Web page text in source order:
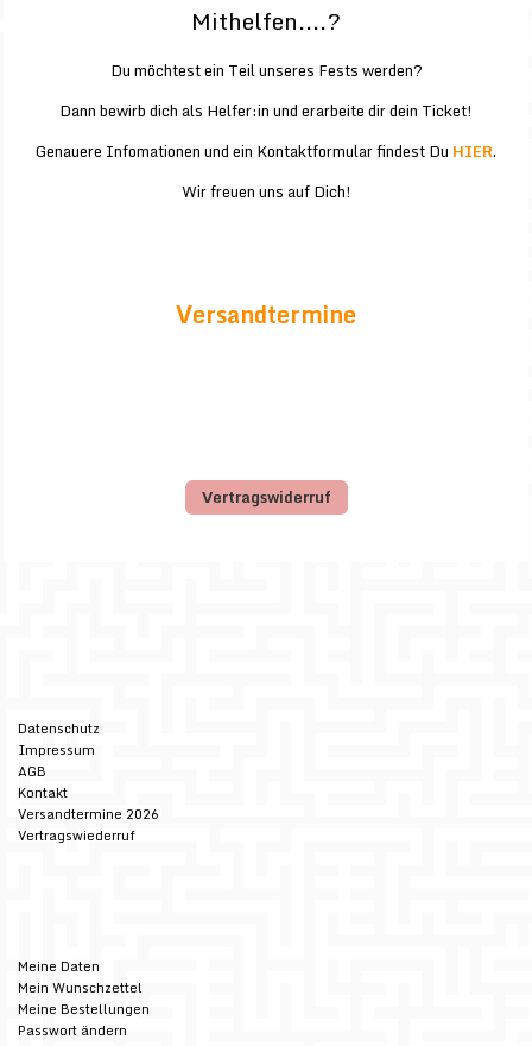
Mithelfen....?
Du möchtest ein Teil unseres Fests werden?
Dann bewirb dich als Helfer:in und erarbeite dir dein Ticket!
Genauere Infomationen und ein Kontaktformular findest Du HIER.
Wir freuen uns auf Dich!
Versandtermine
Vertragswiderruf
Datenschutz
Impressum
AGB
Kontakt
Versandtermine 2026
Vertragswiederruf
Meine Daten
Mein Wunschzettel
Meine Bestellungen
Passwort ändern